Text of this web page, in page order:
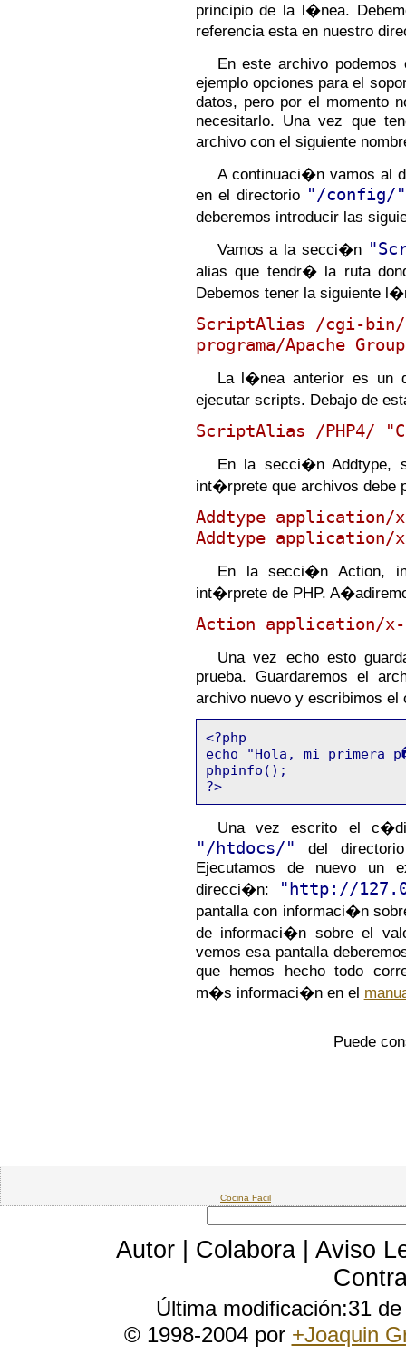
principio de la l�nea.
referencia esta en nuestro
En este archivo
ejemplo opciones para el
datos, pero por el momento
necesitarlo. Una vez que
archivo con el siguiente
A continuaci�n vamos al
en el directorio "/config/"
deberemos introducir las
Vamos a la secci�n
alias que tendr� la ruta
Debemos tener la siguiente
ScriptAlias /cgi-bin/
programa/Apache
La l�nea anterior es un
ejecutar scripts. Debajo de
ScriptAlias /PHP4/
En la secci�n Addtype,
int�rprete que archivos debe
Addtype application/
Addtype application/
En la secci�n Action,
int�rprete de PHP.
Action application/x-
Una vez echo esto
prueba. Guardaremos el
archivo nuevo y escribimos
<?php
echo "Hola, mi primera
phpinfo();
?>
Una vez escrito el
"/htdocs/" del
Ejecutamos de nuevo un
direcci�n:
"http://
pantalla con informaci�n
de informaci�n sobre el
vemos esa pantalla
que hemos hecho todo
m�s informaci�n en el
Puede
Cocina Facil
Autor Colabora
Aviso
Última modificación:31
© 1998-2004 por +Joaquin